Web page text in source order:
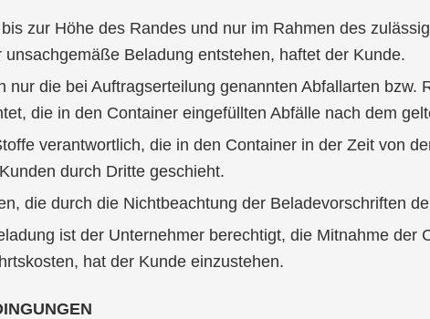
zur Höhe des Randes und nur im Rahmen des
Beladung entstehen, haftet der Kunde.
nur die bei Auftragserteilung genannten Abfallarten bzw.
die in den Container eingefüllten Abfälle nach dem
verantwortlich, die in den Container in der Zeit von
durch Dritte geschieht.
die durch die Nichtbeachtung der Beladevorschriften
ist der Unternehmer berechtigt, die Mitnahme der
hat der Kunde einzustehen.